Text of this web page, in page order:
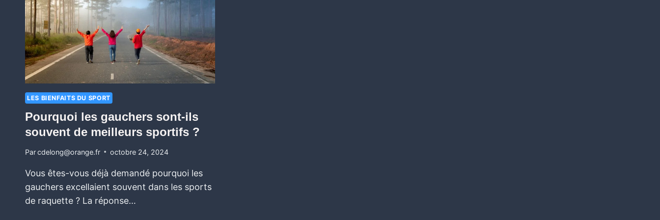
LES BIENFAITS DU SPORT
Pourquoi les gauchers sont-ils
souvent de meilleurs sportifs ?
Parcdelong@orange.fr octobre 24, 2024
Vous êtes-vous déjà demandé pourquoi les
gauchers excellaient souvent dans les sports
de raquette ? La réponse…